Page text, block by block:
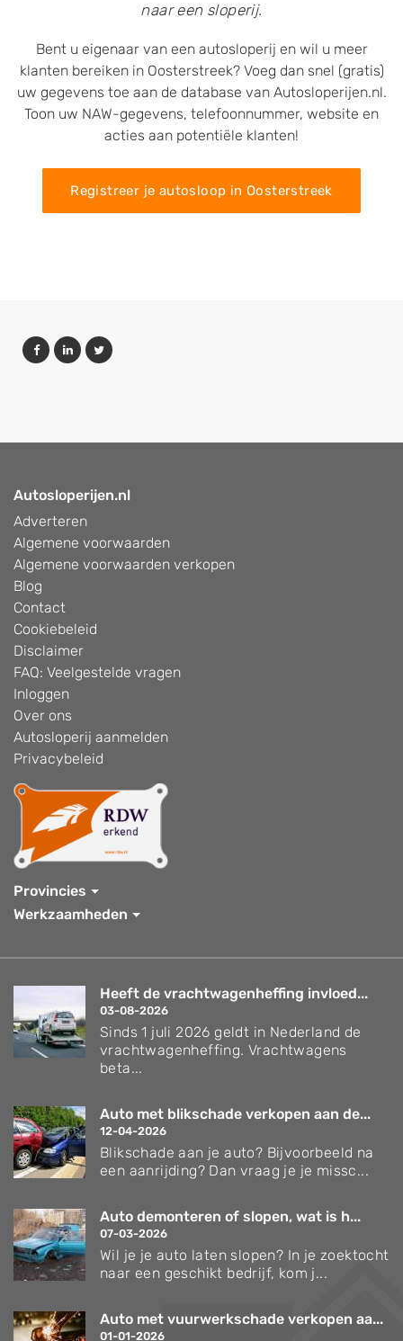
naar een sloperij.
Bent u eigenaar van een autosloperij en wil u meer
klanten bereiken in Oosterstreek? Voeg dan snel (gratis)
uw gegevens toe aan de database van Autosloperijen.nl.
Toon uw NAW-gegevens, telefoonnummer, website en
acties aan potentiële klanten!
Registreer je autosloop in Oosterstreek
Autosloperijen.nl
Adverteren
Algemene voorwaarden
Algemene voorwaarden verkopen
Blog
Contact
Cookiebeleid
Disclaimer
FAQ: Veelgestelde vragen
Inloggen
Over ons
Autosloperij aanmelden
Privacybeleid
Provincies
Werkzaamheden
Heeft de vrachtwagenheffing invloed...
03-08-2026
Sinds 1 juli 2026 geldt in Nederland de
vrachtwagenheffing. Vrachtwagens
beta...
Auto met blikschade verkopen aan de...
12-04-2026
Blikschade aan je auto? Bijvoorbeeld na
een aanrijding? Dan vraag je je missc...
Auto demonteren of slopen, wat is h...
07-03-2026
Wil je je auto laten slopen? In je zoektocht
naar een geschikt bedrijf, kom j...
Auto met vuurwerkschade verkopen aa...
01-01-2026